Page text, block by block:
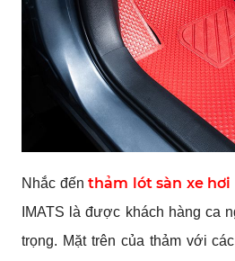
Nhắc đếnthảm lót sàn xe hơi
IMATS là được khách hàng ca
trọng. Mặt trên của thảm với